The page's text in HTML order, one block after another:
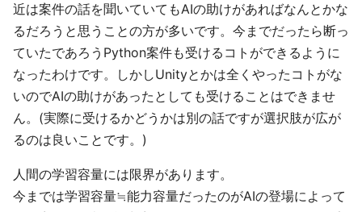
近は案件の話を聞いていてもAIの助けがあればなんとかな
るだろうと思うことの方が多いです。今までだったら断っ
ていたであろうPython案件も受けるコトができるように
なったわけです。しかしUnityとかは全くやったコトがな
いのでAIの助けがあったとしても受けることはできませ
ん。(実際に受けるかどうかは別の話ですが選択肢が広が
るのは良いことです。)
人間の学習容量には限界があります。
今までは学習容量≒能力容量だったのがAIの登場によって